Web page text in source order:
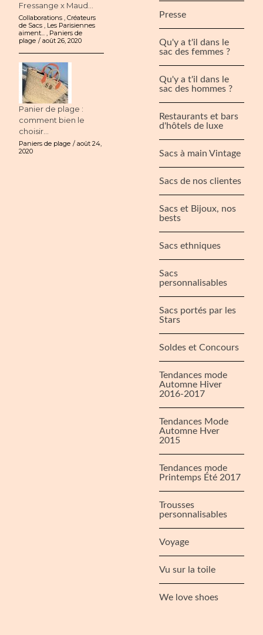
Fressange x Maud...
Collaborations ,Créateurs
de Sacs , Les Parisiennes
aiment... , Paniers de
plage
août 26, 2020
Panier de plage :
comment bien le
choisir...
Paniers de plage
août 24,
2020
Presse
Qu'y a t'il dans le
sac des femmes ?
Qu'y a t'il dans le
sac des hommes ?
Restaurants et bars
d'hôtels de luxe
Sacs à main Vintage
Sacs de nos clientes
Sacs et Bijoux, nos
bests
Sacs ethniques
Sacs
personnalisables
Sacs portés par les
Stars
Soldes et Concours
Tendances mode
Automne Hiver
2016-2017
Tendances Mode
Automne Hver
2015
Tendances mode
Printemps Été 2017
Trousses
personnalisables
Voyage
Vu sur la toile
We love shoes